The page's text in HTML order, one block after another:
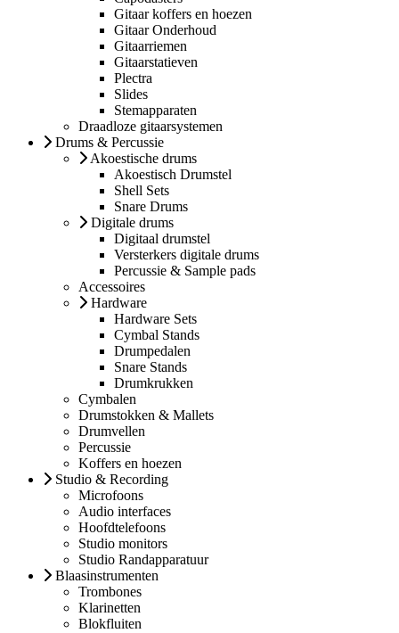
Gitaar koffers en hoezen
Gitaar Onderhoud
Gitaarriemen
Gitaarstatieven
Plectra
Slides
Stemapparaten
Draadloze gitaarsystemen
Drums & Percussie
Akoestische drums
Akoestisch Drumstel
Shell Sets
Snare Drums
Digitale drums
Digitaal drumstel
Versterkers digitale drums
Percussie & Sample pads
Accessoires
Hardware
Hardware Sets
Cymbal Stands
Drumpedalen
Snare Stands
Drumkrukken
Cymbalen
Drumstokken & Mallets
Drumvellen
Percussie
Koffers en hoezen
Studio & Recording
Microfoons
Audio interfaces
Hoofdtelefoons
Studio monitors
Studio Randapparatuur
Blaasinstrumenten
Trombones
Klarinetten
Blokfluiten